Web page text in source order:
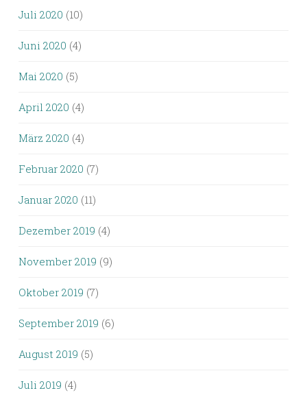
Juli 2020 (10)
Juni 2020 (4)
Mai 2020 (5)
April 2020 (4)
März 2020 (4)
Februar 2020 (7)
Januar 2020 (11)
Dezember 2019 (4)
November 2019 (9)
Oktober 2019 (7)
September 2019 (6)
August 2019 (5)
Juli 2019 (4)